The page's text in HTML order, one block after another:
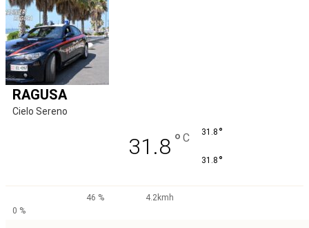
RAGUSA
Cielo Sereno
31.8 ° C 31.8 °
31.8 °
46 %
4.2kmh
0 %